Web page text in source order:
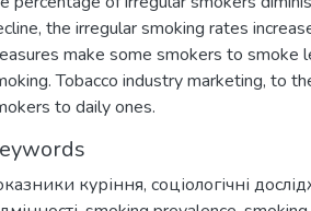
the irregular smoking rates
make some smokers to smoke
Tobacco industry marketing, to
to daily ones.
куріння, соціологічні